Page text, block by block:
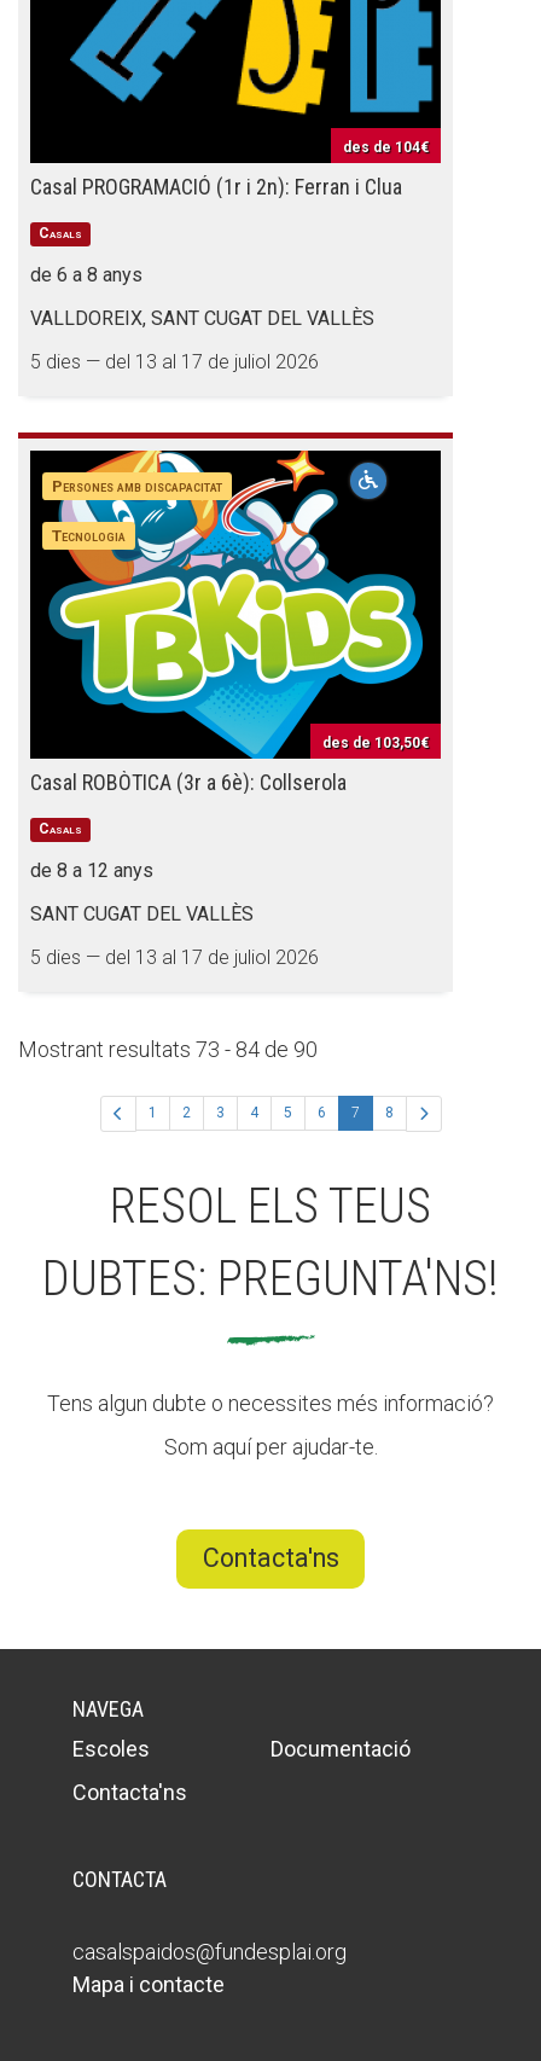
des de 104€
Casal PROGRAMACIÓ (1r i 2n): Ferran i Clua
Casals
de 6 a 8 anys
VALLDOREIX, SANT CUGAT DEL VALLÈS
5 dies — del 13 al 17 de juliol 2026
Persones amb discapacitat
Tecnologia
des de 103,50€
Casal ROBÒTICA (3r a 6è): Collserola
Casals
de 8 a 12 anys
SANT CUGAT DEL VALLÈS
5 dies — del 13 al 17 de juliol 2026
Mostrant resultats 73 - 84 de 90
1 2 3 4 5 6 7(actual)
8
RESOL ELS TEUS
DUBTES: PREGUNTA'NS!
Tens algun dubte o necessites més informació?
Som aquí per ajudar-te.
Contacta'ns
NAVEGA
Escoles
Documentació
Contacta'ns
CONTACTA
casalspaidos@fundesplai.org
Mapa i contacte